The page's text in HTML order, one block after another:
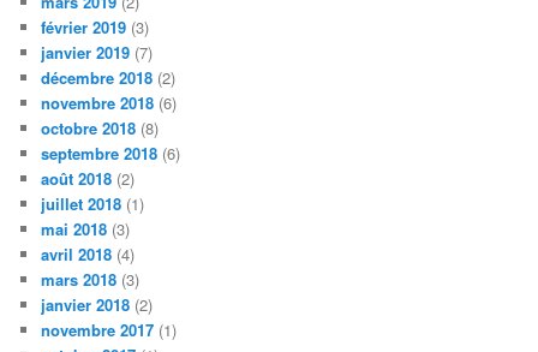
février 2019 (3)
janvier 2019 (7)
décembre 2018 (2)
novembre 2018 (6)
octobre 2018 (8)
septembre 2018 (6)
août 2018 (2)
juillet 2018 (1)
mai 2018 (3)
avril 2018 (4)
mars 2018 (3)
janvier 2018 (2)
novembre 2017 (1)